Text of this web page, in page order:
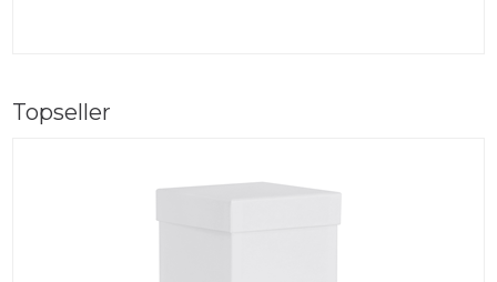
Topseller